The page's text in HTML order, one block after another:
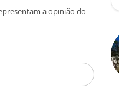
a opinião do